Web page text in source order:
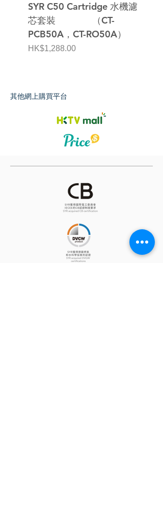
SYR C50 Cartridge 水機濾
芯套裝 （CT-
PCB50A，CT-RO50A）
價格
HK$1,288.00
其他網上購買平台